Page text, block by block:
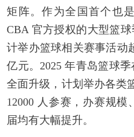
矩阵。作为全国首个也
CBA 官方授权的大型篮
计举办篮球相关赛事活动
亿元。2025 年青岛篮球
全面升级，计划举办各类
12000 人参赛，办赛规
届均有大幅提升。